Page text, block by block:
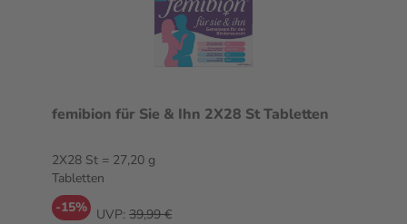
femibion für Sie & Ihn 2X28 St Tabletten
2X28 St = 27,20 g
Tabletten
-15% UVP: 39,99 €